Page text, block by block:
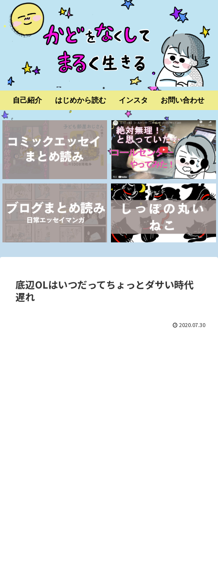
自己紹介 はじめから読む インスタ お問い合わせ
底辺OLはいつだってちょっとダサい時代
遅れ
2020.07.30